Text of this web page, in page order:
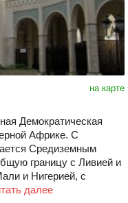
на карте
Демократическая
Африке. С
Средиземным
границу с Ливией и
и Нигерией, с
далее